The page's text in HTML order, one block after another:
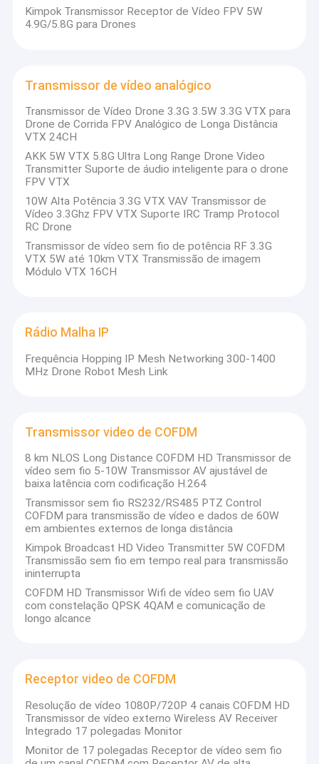
Kimpok Transmissor Receptor de Vídeo FPV 5W
4.9G/5.8G para Drones
Transmissor de vídeo analógico
Transmissor de Vídeo Drone 3.3G 3.5W 3.3G VTX para
Drone de Corrida FPV Analógico de Longa Distância
VTX 24CH
AKK 5W VTX 5.8G Ultra Long Range Drone Video
Transmitter Suporte de áudio inteligente para o drone
FPV VTX
10W Alta Potência 3.3G VTX VAV Transmissor de
Vídeo 3.3Ghz FPV VTX Suporte IRC Tramp Protocol
RC Drone
Transmissor de vídeo sem fio de potência RF 3.3G
VTX 5W até 10km VTX Transmissão de imagem
Módulo VTX 16CH
Rádio Malha IP
Frequência Hopping IP Mesh Networking 300-1400
MHz Drone Robot Mesh Link
Transmissor video de COFDM
8 km NLOS Long Distance COFDM HD Transmissor de
vídeo sem fio 5-10W Transmissor AV ajustável de
baixa latência com codificação H.264
Transmissor sem fio RS232/RS485 PTZ Control
COFDM para transmissão de vídeo e dados de 60W
em ambientes externos de longa distância
Kimpok Broadcast HD Video Transmitter 5W COFDM
Transmissão sem fio em tempo real para transmissão
ininterrupta
COFDM HD Transmissor Wifi de vídeo sem fio UAV
com constelação QPSK 4QAM e comunicação de
longo alcance
Receptor video de COFDM
Resolução de vídeo 1080P/720P 4 canais COFDM HD
Transmissor de vídeo externo Wireless AV Receiver
Integrado 17 polegadas Monitor
Monitor de 17 polegadas Receptor de vídeo sem fio